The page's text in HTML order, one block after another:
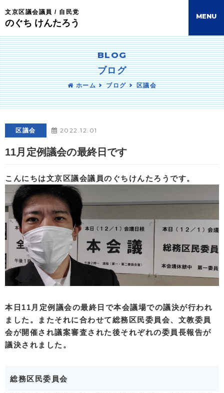
文京区議会議員 / 自民党
のぐち けんたろう
MENU
BLOG
ブログ
ホーム ブログ 区議会
区議会 2022.12.01
11月定例議会の最終日です
こんにちは文京区議会議員のぐちけんたろうです。
本日11月定例議会の最終日で本会議場での議決が行われ
ました。またそれに合わせて総務区民委員会、文教委員
会が開催され議案審査された後それぞれの委員長報告が
議決されました。
総務区民委員会